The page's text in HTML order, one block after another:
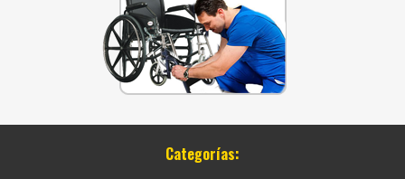
Categorías: